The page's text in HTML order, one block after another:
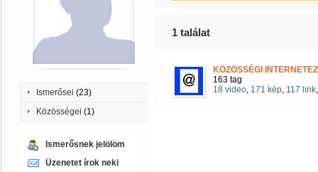
Ismerősei (23)
Közösségei (1)
Ismerősnek jelölöm
Üzenetet írok neki
1 találat
KÖZÖSSÉGI
163 tag
18 video, 171 kép, 117 link